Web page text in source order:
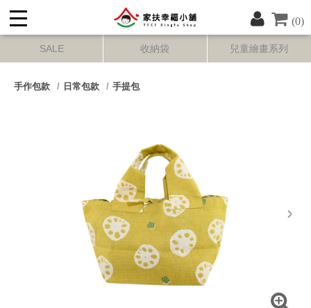
(0)
SALE 收納袋 兒童繪畫系列
手作包款 日常包款 手提包
next